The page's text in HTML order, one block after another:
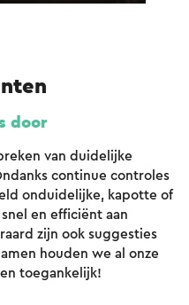
door
van duidelijke
continue controles
onduidelijke, kapotte of
en efficiënt aan
zijn ook suggesties
houden we al onze
toegankelijk!